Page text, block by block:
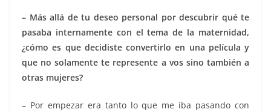
– Más allá de tu deseo personal por descubrir qué te
pasaba internamente con el tema de la maternidad,
¿cómo es que decidiste convertirlo en una película y
que no solamente te represente a vos sino también a
otras mujeres?
– Por empezar era tanto lo que me iba pasando con